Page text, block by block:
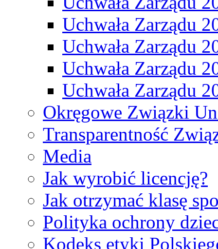
Uchwała Zarządu
Uchwała Zarządu
Uchwała Zarządu
Uchwała Zarządu
Okręgowe Związki
Transparentność
Media
Jak wyrobić licencję?
Jak otrzymać klasę
Polityka ochrony
Kodeks etyki